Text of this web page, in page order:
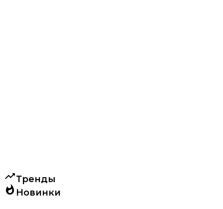
trending_upТренды
whatshot Новинки